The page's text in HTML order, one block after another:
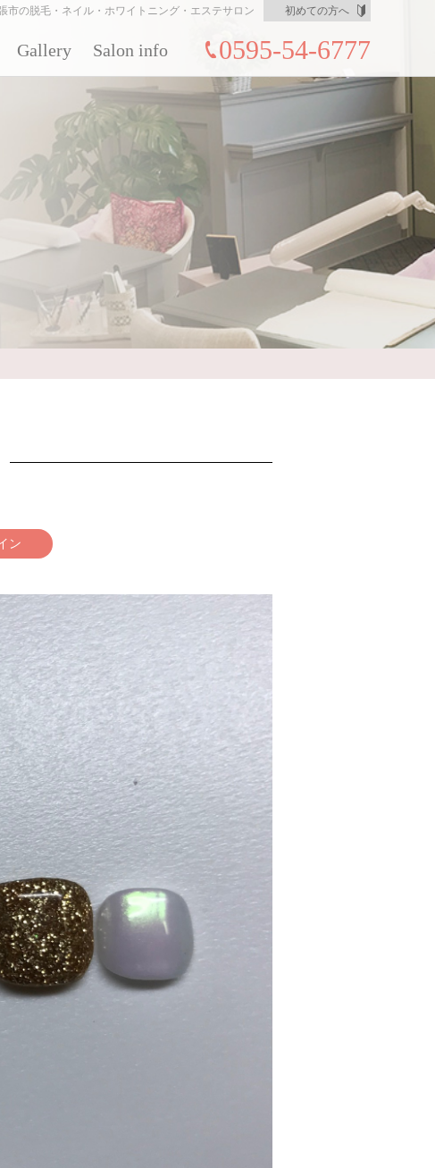
Gallery Salon info 0595-54-6777
市の脱毛・ネイル・ホワイトニング・エステサロン 初めての方へ
ン